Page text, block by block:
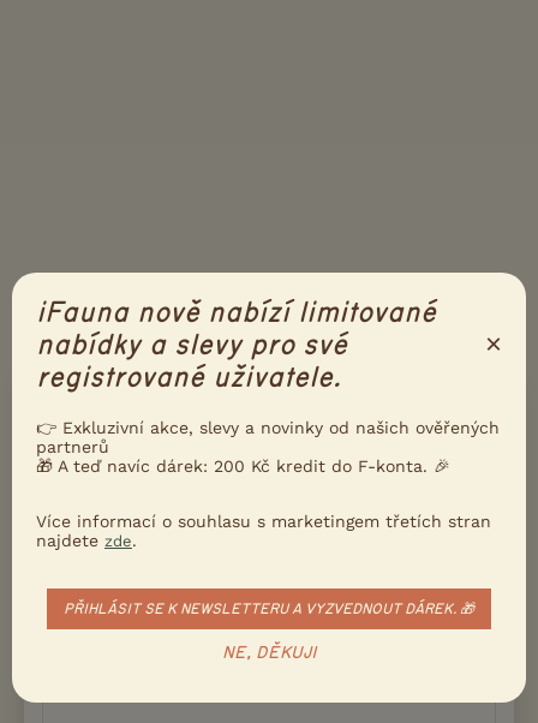
Přezdívka
iFauna nově nabízí limitované
nabídky a slevy pro své
registrované uživatele.
×
👉 Exkluzivní akce, slevy a novinky od našich ověřených
partnerů
🎁 A teď navíc dárek: 200 Kč kredit do F-konta. 🎉
Více informací o souhlasu s marketingem třetích stran
najdete zde.
PŘIHLÁSIT SE K NEWSLETTERU A VYZVEDNOUT DÁREK. 🎁
NE, DĚKUJI